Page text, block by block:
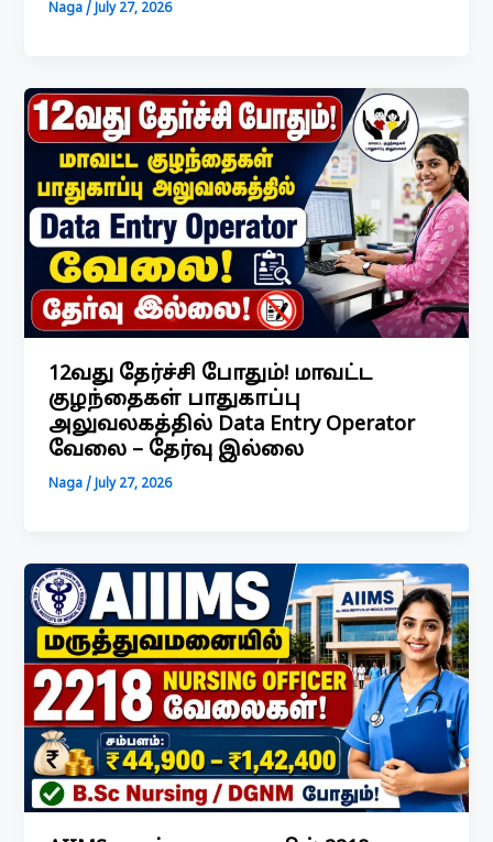
Naga/ July 27, 2026
12வது தேர்ச்சி போதும்! மாவட்ட
குழந்தைகள் பாதுகாப்பு
அலுவலகத்தில் Data Entry Operator
வேலை – தேர்வு இல்லை
Naga/ July 27, 2026